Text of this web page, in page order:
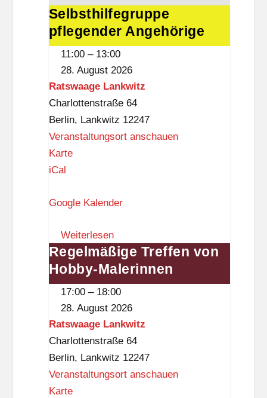
-
r
e
w
i
t
z
-
B
l
o
t
h
e
k
(
D
a
s
S
Selbsthilfegruppe
pflegender
Angehörige
Selbsthilfegruppe
pflegender Angehörige
11:00 – 13:00
28. August 2026
Ratswaage Lankwitz
Charlottenstraße 64
Berlin, Lankwitz 12247
Veranstaltungsort anschauen
KarteR
s
a
a
g
e
a
n
k
w
i
iCal
Google Kalender
Weiterlesen
Regelmäßige
Treffen
von
Malerinnen
Regelmäßige Treffen von
Hobby-Malerinnen
17:00 – 18:00
28. August 2026
Ratswaage Lankwitz
Charlottenstraße 64
Berlin, Lankwitz 12247
Veranstaltungsort anschauen
KarteR